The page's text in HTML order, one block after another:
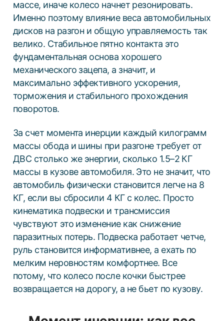
массе, иначе колесо начнет резонировать.
Именно поэтому влияние веса автомобильных
дисков на разгон и общую управляемость так
велико. Стабильное пятно контакта это
фундаментальная основа хорошего
механического зацепа, а значит, и
максимально эффективного ускорения,
торможения и стабильного прохождения
поворотов.
За счет момента инерции каждый килограмм
массы обода и шины при разгоне требует от
ДВС столько же энергии, сколько 1.5–2 КГ
массы в кузове автомобиля. Это не значит, что
автомобиль физически становится легче на 8
КГ, если вы сбросили 4 КГ с колес. Просто
кинематика подвески и трансмиссия
чувствуют это изменение как снижение
паразитных потерь. Подвеска работает четче,
руль становится информативнее, а ехать по
мелким неровностям комфортнее. Все
потому, что колесо после кочки быстрее
возвращается на дорогу, а не бьет по кузову.